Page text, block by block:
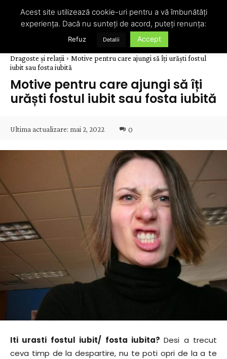
Dragoste și relații
Motive pentru care ajungi să îți urăști fostul
iubit sau fosta iubită
Motive pentru care ajungi să îți
urăști fostul iubit sau fosta iubită
Ultima actualizare: mai 2, 2022 0
Iti urasti fostul iubit/ fosta iubita?Desi a trecut
ceva timp de la despartire, nu te poti opri de la a te
Acest site utilizează cookie-uri pentru a vă îmbunătăți
experiența. Dacă nu sunteți de acord, puteți renunța:
Refuz Detalii Accept